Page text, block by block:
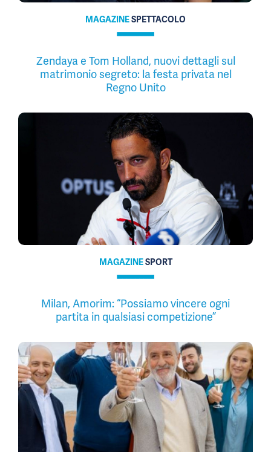
MAGAZINESPETTACOLO
Zendaya e Tom Holland, nuovi dettagli sul
matrimonio segreto: la festa privata nel
Regno Unito
MAGAZINESPORT
Milan, Amorim: “Possiamo vincere ogni
partita in qualsiasi competizione”